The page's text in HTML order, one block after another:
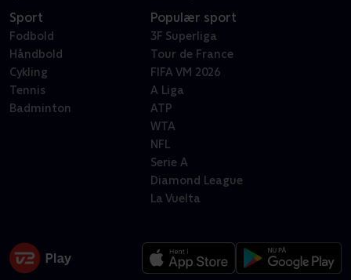
Sport
Fodbold
Håndbold
Cykling
Tennis
Badminton
Populær sport
3F Superliga
Tour de France
FIFA VM 2026
A Liga
ATP
WTA
NFL
Serie A
Diamond League
La Vuelta